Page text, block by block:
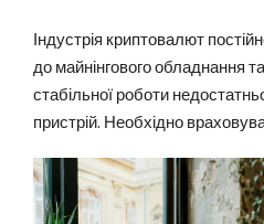
Індустрія криптовалют
до майнінгового обладнання
стабільної роботи
пристрій. Необхідно